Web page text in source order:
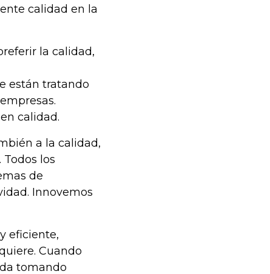
calidad en la
la calidad,
están tratando
calidad.
a la calidad,
los
de
Innovemos
eficiente,
Cuando
tomando